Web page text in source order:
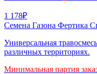
1 178₽
Семена Газона Фертика
Универсальная
различных территориях.
Минимальная партия